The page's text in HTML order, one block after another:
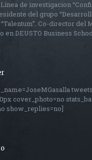
de investigacion
del grupo
Co-director del
en DEUSTO Business
cover_photo=no
show_replies=no]